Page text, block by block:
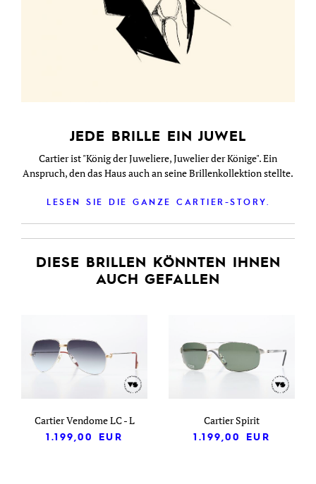
JEDE BRILLE EIN JUWEL
Cartier ist "König der Juweliere, Juwelier der Könige". Ein
Anspruch, den das Haus auch an seine Brillenkollektion stellte.
LESEN SIE DIE GANZE CARTIER-STORY.
DIESE BRILLEN KÖNNTEN IHNEN
AUCH GEFALLEN
Cartier Vendome LC - L
1.199,00
EUR
Cartier Spirit
1.199,00
EUR